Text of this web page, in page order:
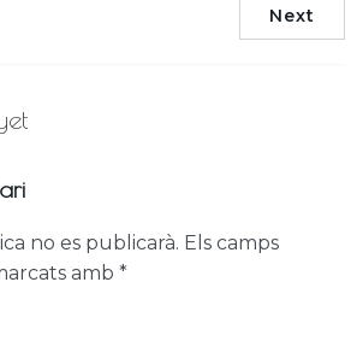
Next
no es publicarà. Els camps
amb *